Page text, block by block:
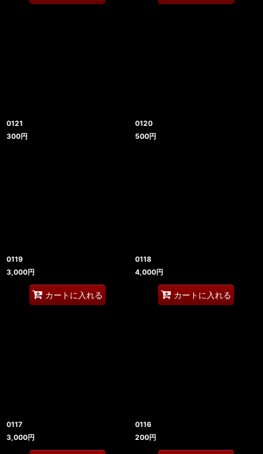
0121
300円
0120
500円
0119
3,000円
カートに入れる
0118
4,000円
カートに入れる
0117
3,000円
0116
200円